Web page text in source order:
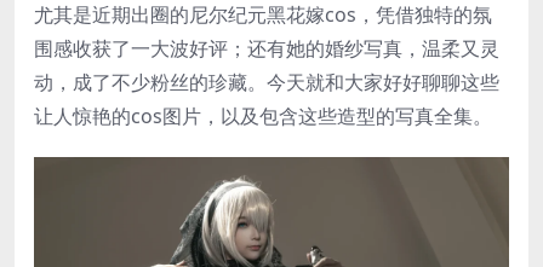
尤其是近期出圈的尼尔纪元黑花嫁cos，凭借独特的氛
围感收获了一大波好评；还有她的婚纱写真，温柔又灵
动，成了不少粉丝的珍藏。今天就和大家好好聊聊这些
让人惊艳的cos图片，以及包含这些造型的写真全集。